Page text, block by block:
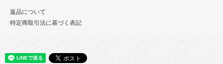
返品について
特定商取引法に基づく表記